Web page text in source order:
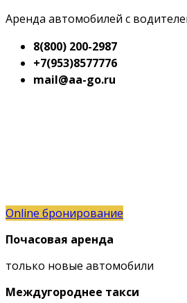
Аренда автомобилей с
8(800) 200-2987
+7(953)8577776
mail@aa-go.ru
Online бронирование
Почасовая аренда
только новые автомобили
Междугороднее такси